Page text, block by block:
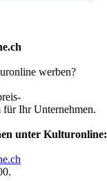
werben?
Ihr Unternehmen.
unter Kulturonline: